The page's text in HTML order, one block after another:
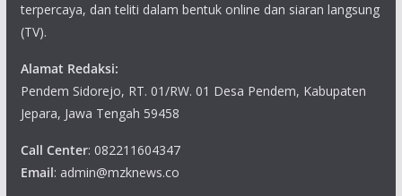
terpercaya, dan teliti dalam bentuk online dan siaran langsung
(TV).
Alamat Redaksi:
Pendem Sidorejo, RT. 01/RW. 01 Desa Pendem, Kabupaten
Jepara, Jawa Tengah 59458
Call Center: 082211604347
Email: admin@mzknews.co